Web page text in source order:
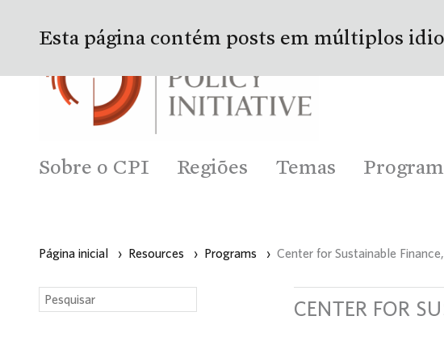
Sobre o CPI Regiões Temas
Página inicial › Resources › Programs › Center for Sustainable
CENTER FOR
Esta página contém posts em múltiplos